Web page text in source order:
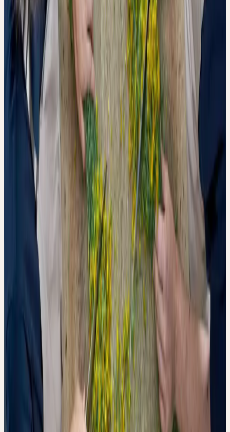
Plastiden in Kontakt mit den phenolischen Verbindungen der
Pflanze. In Gegenwart von Sauerstoff katalysieren sie die
Oxidation der Hydroxylgruppen — jener Strukturen, die
massgeblich für die antioxidative Wirkung phenolischer
Verbindungen verantwortlich sind. Die oxidierten Produkte
reagieren weiter zu braunen Polymeren (Melaninen), die sich nicht
in hydroalkoholischen Lösungsmitteln lösen und daher in der
fertigen Tinktur fehlen.
Das UV-Vis-Spektrum bietet dabei ein überraschend einfaches
diagnostisches Fenster: Die Oxidation zeigt sich als
charakteristische Abflachung der typischen Absorptionskurve —
ein Verhältnis von Maximum zu Minimum, das messbar sinkt und
linear mit dem Rückgang der antioxidativen Aktivität korreliert.
Diese Methode könnte, so schlagen die Autoren vor, als schnelle
Qualitätskontrolle in der Routineanalytik eingesetzt werden.
DER VERGLEICH KOMMERZIELLER CHARGEN
Neben dem kontrollierten Laborversuch wurden kommerziell
erhältliche Urtinkturen von fünf verschiedenen Herstellern
analysiert. Das Bild ist heterogen: Die untersuchten Chargen
unterscheiden sich in ihrer antioxidativen Aktivität erheblich — bei
einigen Fremdchargen lag die Aktivität sogar unterhalb jener des
künstlich oxidierten Laborextrakts.
Die Tinkturen der Ceres Heilmittel AG zeigten über die
analysierten Pflanzenarten hinweg — mit Ausnahme von Ginkgo,
wo alle Hersteller vergleichbare Werte aufwiesen — eine höhere
antioxidative Aktivität sowie eine weniger ausgeprägte